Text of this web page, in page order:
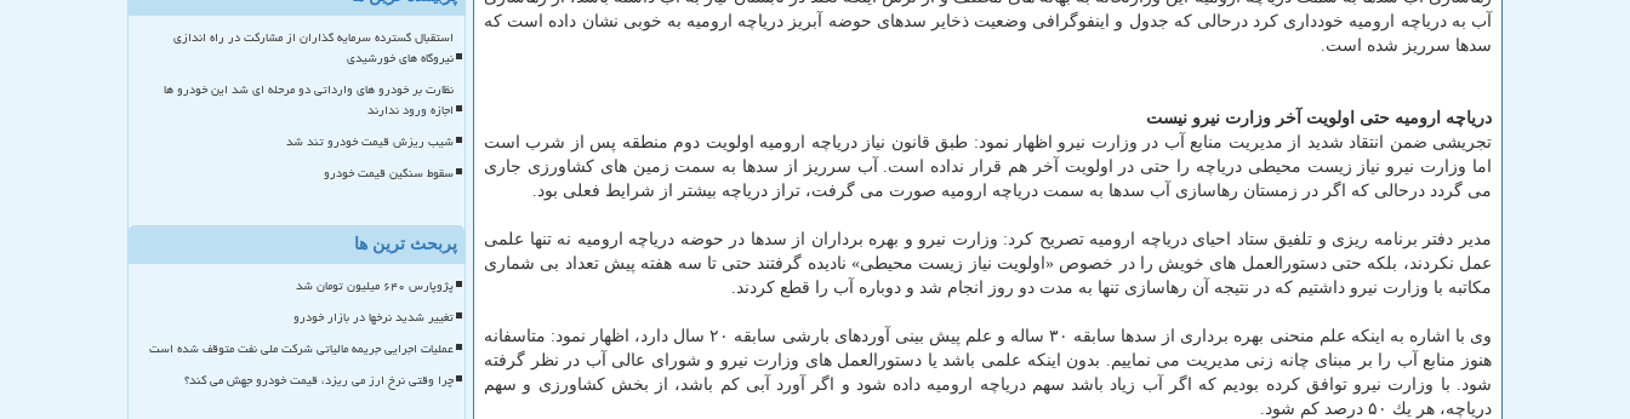
آب به دریاچه ارومیه خودداری كرد درحالی كه جدول و اینفوگرافی وضعیت ذخایر سدهای حوضه آبریز دریاچه ارومیه به خوبی نشان داده است كه
سدها سرریز شده است.
دریاچه ارومیه حتی اولویت آخر وزارت نیرو نیست
تجریشی ضمن انتقاد شدید از مدیریت منابع آب در وزارت نیرو اظهار نمود: طبق قانون نیاز دریاچه ارومیه اولویت دوم منطقه پس از شرب است
اما وزارت نیرو نیاز زیست محیطی دریاچه را حتی در اولویت آخر هم قرار نداده است. آب سرریز از سدها به سمت زمین های كشاورزی جاری
می گردد درحالی كه اگر در زمستان رهاسازی آب سدها به سمت دریاچه ارومیه صورت می گرفت، تراز دریاچه بیشتر از شرایط فعلی بود.
مدیر دفتر برنامه ریزی و تلفیق ستاد احیای دریاچه ارومیه تصریح كرد: وزارت نیرو و بهره برداران از سدها در حوضه دریاچه ارومیه نه تنها علمی
عمل نكردند، بلكه حتی دستورالعمل های خویش را در خصوص «اولویت نیاز زیست محیطی» نادیده گرفتند حتی تا سه هفته پیش تعداد بی شماری
مكاتبه با وزارت نیرو داشتیم كه در نتیجه آن رهاسازی تنها به مدت دو روز انجام شد و دوباره آب را قطع كردند.
وی با اشاره به اینكه علم منحنی بهره برداری از سدها سابقه ۳۰ ساله و علم پیش بینی آوردهای بارشی سابقه ۲۰ سال دارد، اظهار نمود: متاسفانه
هنوز منابع آب را بر مبنای چانه زنی مدیریت می نماییم. بدون اینكه علمی باشد یا دستورالعمل های وزارت نیرو و شورای عالی آب در نظر گرفته
شود. با وزارت نیرو توافق كرده بودیم كه اگر آب زیاد باشد سهم دریاچه ارومیه داده شود و اگر آورد آبی كم باشد، از بخش كشاورزی و سهم
دریاچه، هر یك ۵۰ درصد كم شود.
استقبال گسترده سرمایه گذاران از مشارکت در راه اندازی
نیروگاه های خورشیدی
نظارت بر خودرو های وارداتی دو مرحله ای شد این خودرو ها
اجازه ورود ندارند
شیب ریزش قیمت خودرو تند شد
سقوط سنگین قیمت خودرو
پربحث ترین ها
پژوپارس ۶۴۰ میلیون تومان شد
تغییر شدید نرخها در بازار خودرو
عملیات اجرایی جریمه مالیاتی شرکت ملی نفت متوقف شده است
چرا وقتی نرخ ارز می ریزد، قیمت خودرو جهش می کند؟